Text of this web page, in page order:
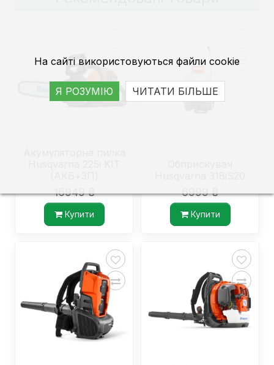
На сайті використовуються файли cookie
Я РОЗУМІЮ ЧИТАТИ БІЛЬШЕ
16949 ₴
Купити
6999 ₴
Купити